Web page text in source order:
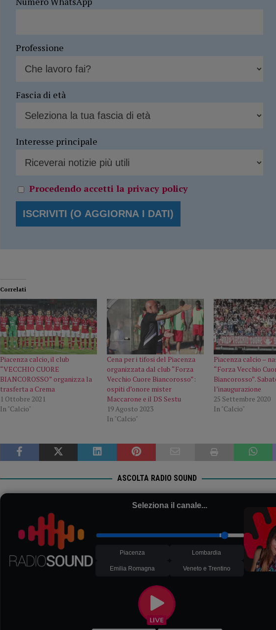
Professione
Fascia di età
Interesse principale
Procedendo accetti la privacy policy
Correlati
Piacenza calcio, il club
“VECCHIO CUORE
BIANCOROSSO” organizza la
trasferta a Crema
1 Ottobre 2021
In "Calcio"
Cena per i tifosi del Piacenza
organizzata dal club “Forza
Vecchio Cuore Biancorosso”:
ospiti d’onore mister
Maccarone e il DS Sestu
19 Agosto 2023
In "Calcio"
Piacenza calcio –
“Forza Vecchio
Biancorosso”.
l’inaugurazione
25 Settembre 2020
In "Calcio"
ASCOLTA RADIO SOUND
Seleziona il canale...
Piacenza Lombardia
Emilia Romagna Veneto e Trentino